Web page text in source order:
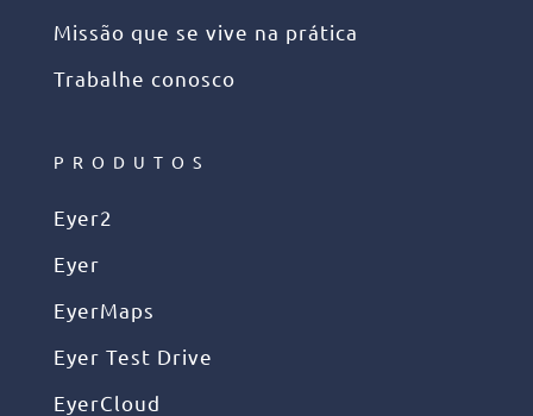
Missão que se vive na prática
Trabalhe conosco
PRODUTOS
Eyer2
Eyer
EyerMaps
Eyer Test Drive
EyerCloud